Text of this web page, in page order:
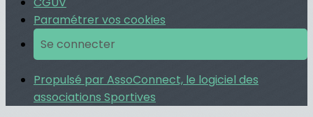
Paramétrer vos cookies
Se connecter
Propulsé par AssoConnect, le logiciel des
associations Sportives